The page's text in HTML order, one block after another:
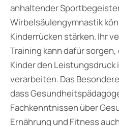
anhaltender
Wirbelsäulengymnastik
Kinderrücken stärken. Ihr
Training kann dafür
Kinder den Leistungsdruck
verarbeiten. Das
dass
Fachkenntnissen über
Ernährung und Fitness